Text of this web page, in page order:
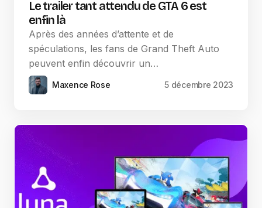
Le trailer tant attendu de GTA 6 est
enfin là
Après des années d’attente et de
spéculations, les fans de Grand Theft Auto
peuvent enfin découvrir un…
Maxence Rose 5 décembre 2023